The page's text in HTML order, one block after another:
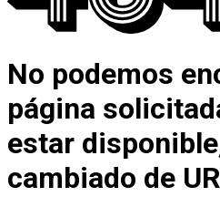
No podemos
página
estar
cambiado de